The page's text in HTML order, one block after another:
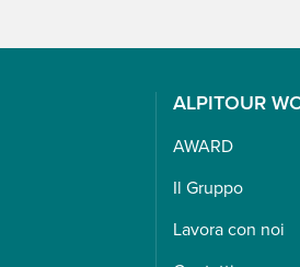
ALPITOUR
AWARD
Il Gruppo
Lavora con noi